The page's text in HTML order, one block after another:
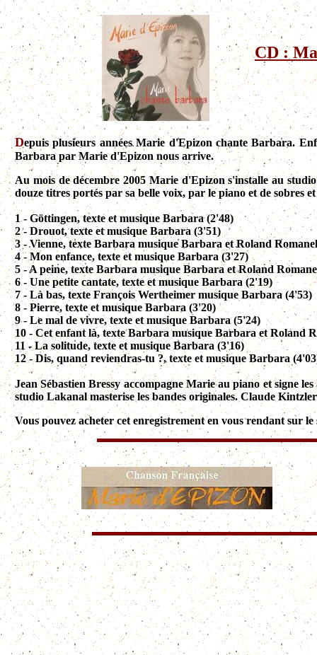
CD :
Depuis plusieurs années Marie d'Epizon chante Barbara.
Barbara par Marie d'Epizon nous arrive.
Au mois de décembre 2005 Marie d'Epizon s'installe au
douze titres portés par sa belle voix, par le piano et de sobres
1 - Göttingen, texte et musique Barbara (2'48)
2 - Drouot, texte et musique Barbara (3'51)
3 - Vienne, texte Barbara musique Barbara et Roland
4 - Mon enfance, texte et musique Barbara (3'27)
5 - A peine, texte Barbara musique Barbara et Roland
6 - Une petite cantate, texte et musique Barbara (2'19)
7 - Là bas, texte François Wertheimer musique Barbara (4'53)
8 - Pierre, texte et musique Barbara (3'20)
9 - Le mal de vivre, texte et musique Barbara (5'24)
10 - Cet enfant là, texte Barbara musique Barbara et Roland
11 - La solitude, texte et musique Barbara (3'16)
12 - Dis, quand reviendras-tu ?, texte et musique Barbara
Jean Sébastien Bressy accompagne Marie au piano et signe
studio Lakanal masterise les bandes originales. Claude
Vous pouvez acheter cet enregistrement en vous rendant sur